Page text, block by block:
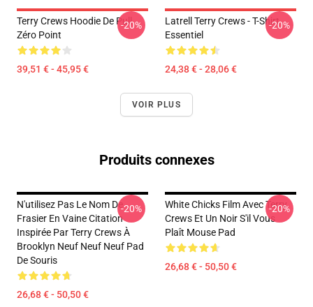
Terry Crews Hoodie De Pull
Zéro Point
39,51 € - 45,95 €
-20%
Latrell Terry Crews - T-Shirt
Essentiel
24,38 € - 28,06 €
-20%
VOIR PLUS
Produits connexes
N'utilisez Pas Le Nom De
Frasier En Vaine Citation
Inspirée Par Terry Crews À
Brooklyn Neuf Neuf Neuf Pad
De Souris
26,68 € - 50,50 €
-20%
White Chicks Film Avec Terry
Crews Et Un Noir S'il Vous
Plaît Mouse Pad
26,68 € - 50,50 €
-20%